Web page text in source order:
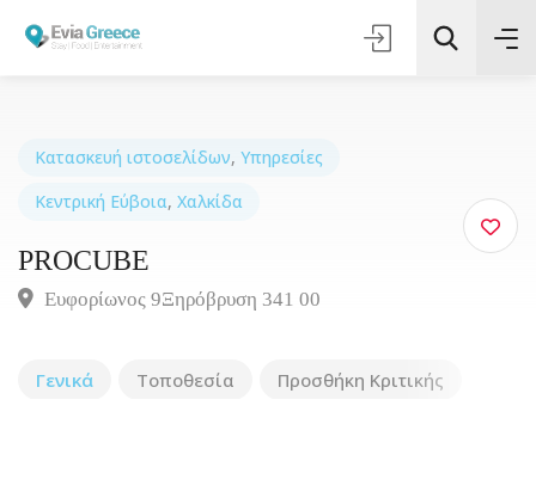
Τοποθεσία
Κατασκευή ιστοσελίδων, Υπηρεσίες
Κεντρική Εύβοια, Χαλκίδα
PROCUBE
Ευφορίωνος 9Ξηρόβρυση 341 00
Γενικά Τοποθεσία Προσθήκη Κριτικής